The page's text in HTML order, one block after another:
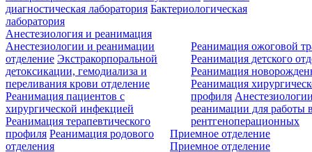
диагностическая лаборатория Бактериологическая
лаборатория
Анестезиология и реанимация
Анестезиологии и реанимации
отделение Экстракорпоральной
детоксикации, гемодиализа и
переливания крови отделение
Реанимация пациентов с
хирургической инфекцией
Реанимация терапевтического
профиля Реанимация родового
отделения
Реанимация ожоговой
Реанимация детского
Реанимация
Реанимация
профиля
реанимации для работы
рентгеноперационных
Приемное отделение
Приемное отделение